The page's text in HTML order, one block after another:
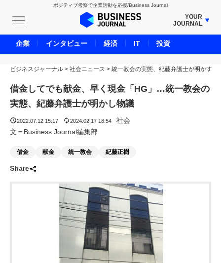
ポジティブ考察で企業活動を応援/Business Journal
YOUR
JOURNAL
BUSINESS JOURNAL
UNICORN JOURNAL
CARBON CREDITS JOURNAL
IVS JOURNAL
ENERGY MANAGEMENT JOURNAL
LIFE ENDING JOURNAL
BPaaS JOURNAL
ADOPTABLE DOG JOURNAL
ビジネスジャーナル > 社会ニュース > 統一教会の実態、紀藤弁護士が明かす
借金してでも献金、早く現金「HG」…統一教会の
実態、紀藤弁護士が明かし物議
2022.07.12 15:17 2024.02.17 18:54
社会
文＝Business Journal編集部
借金 献金 統一教会 紀藤正樹
Share
企業 インタビュー 経済 IT 投資